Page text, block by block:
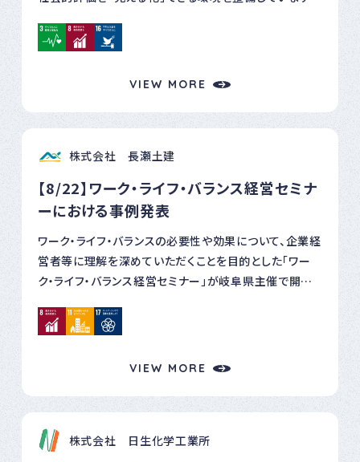
小規模法人部門）」の認定を受け、６年連続での認定登録
ションを大切に従業員の健康保持・増進の取り組みに務
VIEW MORE
株式会社 長瀬土建
【8/22】ワーク・ライフ・バランス経営セミナ
ーにおける事例発表
ワーク・ライフ・バランスの必要性や効果について、企業経
営者等に理解を深めていただくことを目的とした「ワー
ク・ライフ・バランス経営セミナー」が岐阜県主催で開催
でいただき登壇しました。 事例発表では「働きがいと生き
事例があった産後パパ育休に対する社員のバックアップ
ついて ③弊社が積極的に取り組んでいる教育支援を目
いただいた企業様において、弊社の取り組みが少しでも
VIEW MORE
株式会社 日生化学工業所